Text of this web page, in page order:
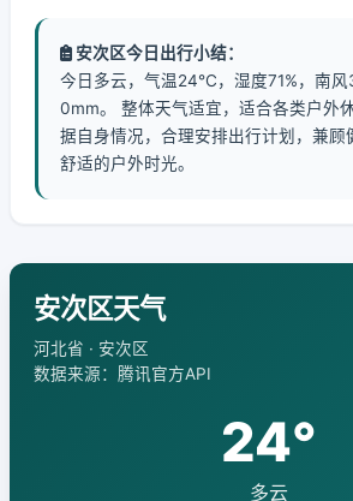
安次区今日出行小结：
今日多云，气温24℃，湿度71%，南
0mm。 整体天气适宜，适合各类户外
据自身情况，合理安排出行计划，兼顾
舒适的户外时光。
安次区天气
河北省 · 安次区
数据来源：腾讯官方API
24°
多云